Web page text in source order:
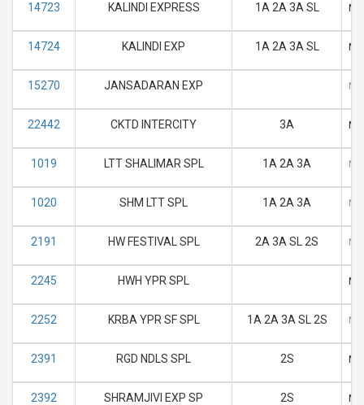
14723 KALINDI EXPRESS 1A 2A 3A SL M
14724 KALINDI EXP 1A 2A 3A SL M
15270 JANSADARAN EXP M
22442 CKTD INTERCITY 3A M
1019 LTT SHALIMAR SPL 1A 2A 3A M
1020 SHM LTT SPL 1A 2A 3A M
2191 HW FESTIVAL SPL 2A 3A SL 2S M
2245 HWH YPR SPL M
2252 KRBA YPR SF SPL 1A 2A 3A SL 2S M
2391 RGD NDLS SPL 2S M
2392 SHRAMJIVI EXP SP 2S M